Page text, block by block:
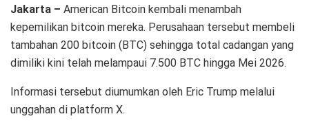
Jakarta – American Bitcoin kembali menambah
kepemilikan bitcoin mereka. Perusahaan tersebut membeli
tambahan 200 bitcoin (BTC) sehingga total cadangan yang
dimiliki kini telah melampaui 7.500 BTC hingga Mei 2026.
Informasi tersebut diumumkan oleh Eric Trump melalui
unggahan di platform X.